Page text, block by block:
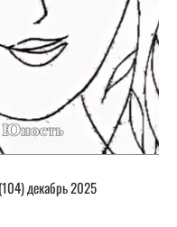
декабрь 2025